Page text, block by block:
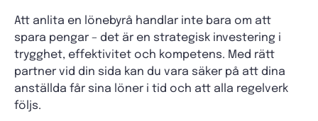
Att anlita en lönebyrå handlar inte bara om att
spara pengar – det är en strategisk investering i
trygghet, effektivitet och kompetens. Med rätt
partner vid din sida kan du vara säker på att dina
anställda får sina löner i tid och att alla regelverk
följs.